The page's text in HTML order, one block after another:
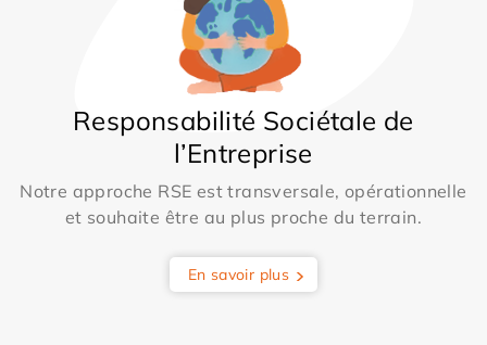
Responsabilité Sociétale de
l’Entreprise
Notre approche RSE est transversale, opérationnelle
et souhaite être au plus proche du terrain.
En savoir plus